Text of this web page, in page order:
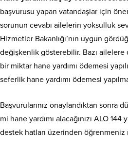
başvurusu yapan vatandaşlar için
sorunun cevabı ailelerin yoksulluk
Hizmetler Bakanlığı’nın uygun
değişkenlik gösterebilir. Bazı
bir miktar hane yardımı ödemesi
seferlik hane yardımı ödemesi
Başvurularınız onaylandıktan sonra
mi hane yardımı alacağınızı ALO 144
destek hatları üzerinden öğrenmeniz